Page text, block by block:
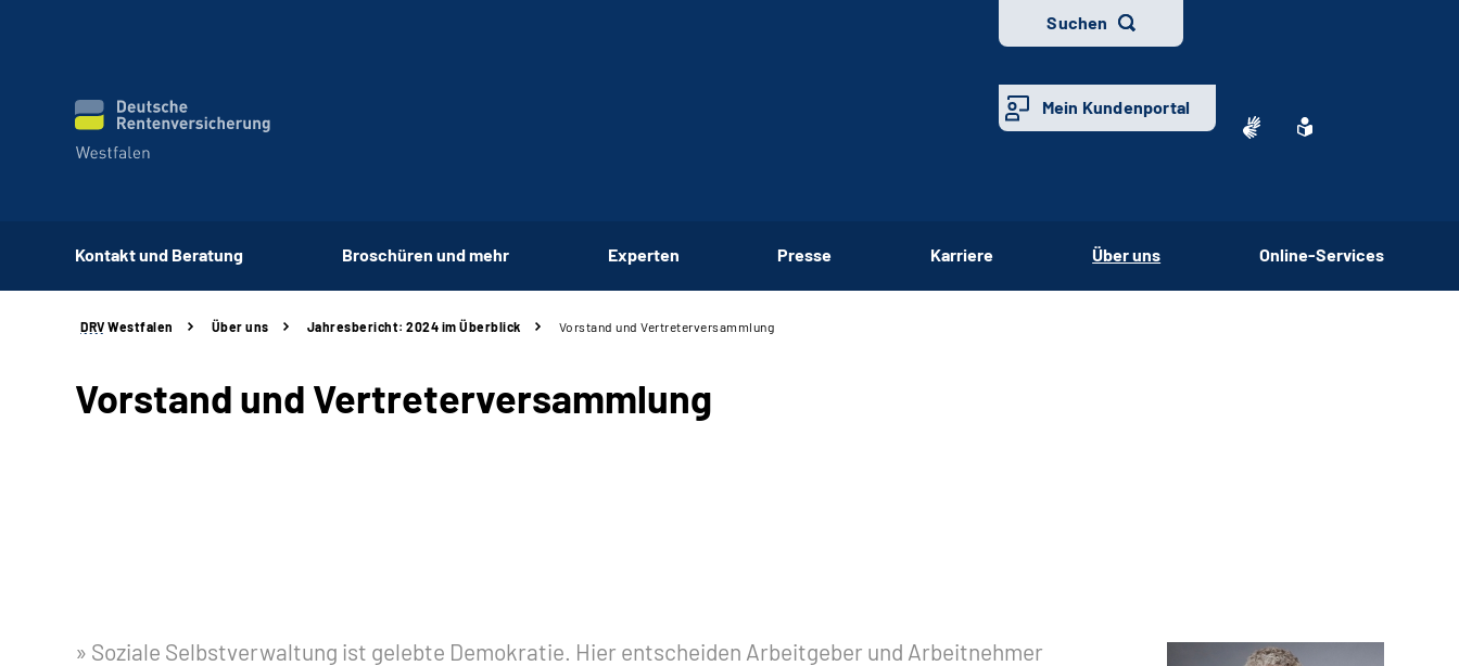
Suchen
Mein Kundenportal
Kontakt und Beratung Broschüren und mehr Experten Presse Karriere Über uns Online-Services
DRV Westfalen Über uns Jahresbericht: 2024 im Überblick Vorstand und Vertreterversammlung
Vorstand und Vertreterversammlung
Soziale Selbstverwaltung ist gelebte Demokratie. Hier entscheiden Arbeitgeber und Arbeitnehmer